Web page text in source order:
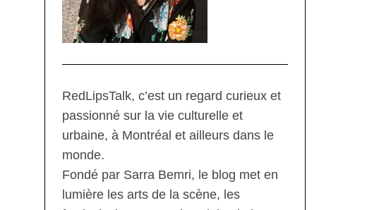
RedLipsTalk, c’est un regard curieux et
passionné sur la vie culturelle et
urbaine, à Montréal et ailleurs dans le
monde.
Fondé par Sarra Bemri, le blog met en
lumière les arts de la scène, les